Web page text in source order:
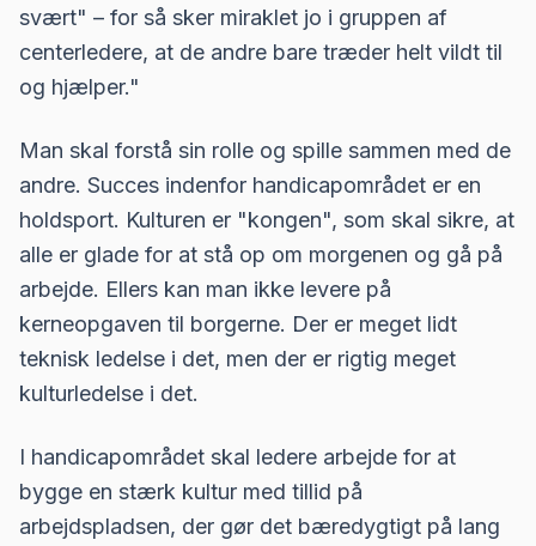
svært" – for så sker miraklet jo i gruppen af
centerledere, at de andre bare træder helt vildt til
og hjælper."
Man skal forstå sin rolle og spille sammen med de
andre. Succes indenfor handicapområdet er en
holdsport. Kulturen er "kongen", som skal sikre, at
alle er glade for at stå op om morgenen og gå på
arbejde. Ellers kan man ikke levere på
kerneopgaven til borgerne. Der er meget lidt
teknisk ledelse i det, men der er rigtig meget
kulturledelse i det.
I handicapområdet skal ledere arbejde for at
bygge en stærk kultur med tillid på
arbejdspladsen, der gør det bæredygtigt på lang